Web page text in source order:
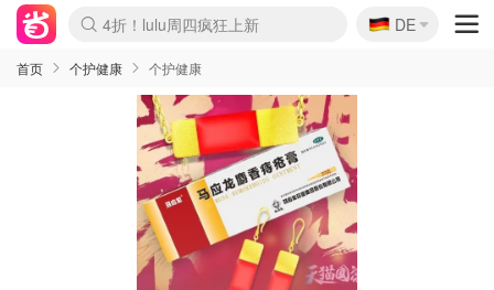
Boticinal 夏促开抢！
4折！lulu周四疯狂上新
还没结束！&OtherStories大促
Joybuy变相75折 随时失效
速领！Stanley独家85折
疑似霸哥！Camper额外叠85折
Zalando 奥莱闪促！每日更新
Moncler反季囤！5折起+叠9折
Coach Brooklyn仅€192
🇩🇪
DE
首页 个护健康 个护健康